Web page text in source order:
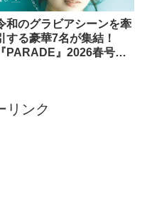
和のグラビアシーンを牽
する豪華7名が集結！
『PARADE』2026春号！
リンク